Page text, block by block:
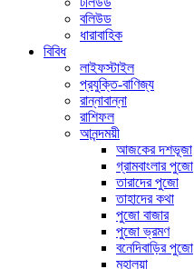
বলিউড
ধারাবাহিক
বিবিধ
লাইফস্টাইল
প্রযুক্তি-বাণিজ্য
রান্নাবান্না
রাশিফল
আনন্দময়ী
আজকের দশভূজা
গ্রামবাংলার পুজো
তারাদের পুজো
তাহাদের কথা
পুজো বাজার
পুজো ভ্রমণ
বনেদিবাড়ির পুজো
মহালয়া